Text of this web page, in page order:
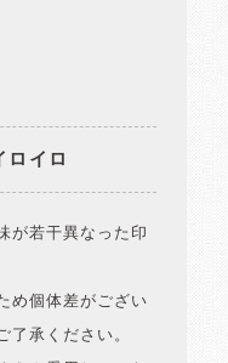
ロイロ
が若干異なった印
め個体差がござい
了承ください。